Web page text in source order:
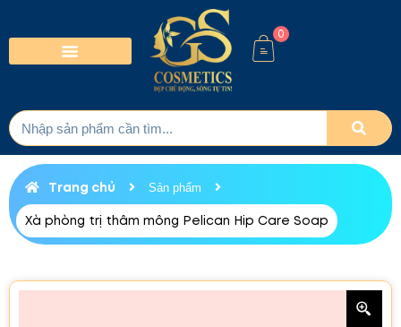
0
Trang chủ Sản phẩm
Xà phòng trị thâm mông Pelican Hip Care Soap